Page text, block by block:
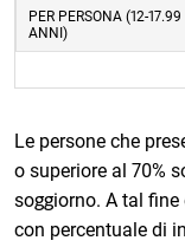
PER PERSONA (12-17.99
ANNI)
Le persone che
o superiore al 70%
soggiorno. A tal
con percentuale di